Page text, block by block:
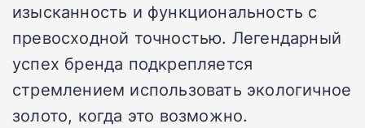
изысканность и функциональность с
превосходной точностью. Легендарный
успех бренда подкрепляется
стремлением использовать экологичное
золото, когда это возможно.